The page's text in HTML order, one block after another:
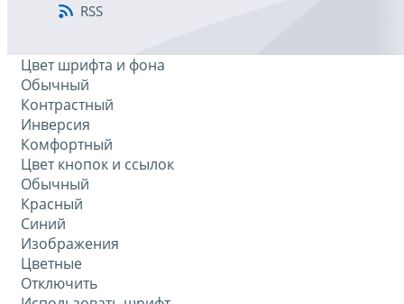
RSS
Цвет шрифта и фона
Обычный
Контрастный
Инверсия
Комфортный
Цвет кнопок и ссылок
Обычный
Красный
Синий
Изображения
Цветные
Отключить